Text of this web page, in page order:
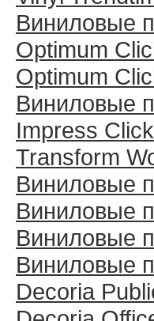
Виниловые
Optimum
Optimum
Виниловые
Impress Click
Transform
Виниловые
Виниловые
Виниловые
Виниловые
Decoria